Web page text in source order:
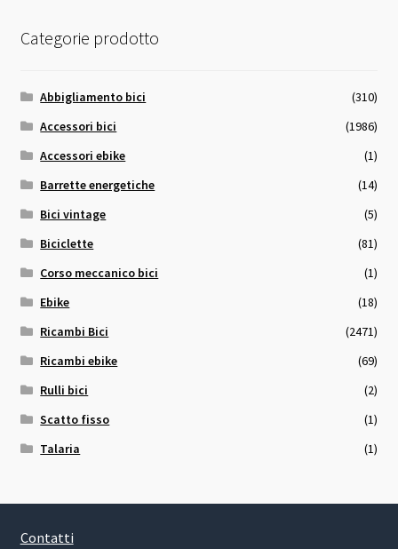
Categorie prodotto
Abbigliamento bici
(310)
Accessori bici
(1986)
Accessori ebike
(1)
Barrette energetiche
(14)
Bici vintage
(5)
Biciclette
(81)
Corso meccanico bici
(1)
Ebike
(18)
Ricambi Bici
(2471)
Ricambi ebike
(69)
Rulli bici
(2)
Scatto fisso
(1)
Talaria
(1)
Contatti